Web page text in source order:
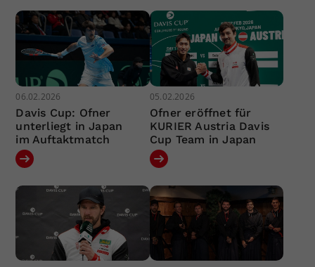
06.02.2026
Davis Cup: Ofner
unterliegt in Japan
im Auftaktmatch
05.02.2026
Ofner eröffnet für
KURIER Austria Davis
Cup Team in Japan